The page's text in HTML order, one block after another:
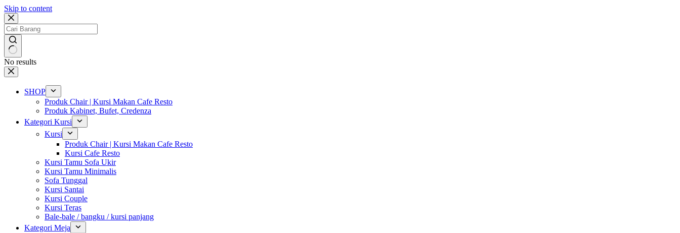
Skip to content
No results
SHOP
Produk Chair | Kursi Makan Cafe Resto
Produk Kabinet, Bufet, Credenza
Kategori Kursi
Kursi
Produk Chair | Kursi Makan Cafe Resto
Kursi Cafe Resto
Kursi Tamu Sofa Ukir
Kursi Tamu Minimalis
Sofa Tunggal
Kursi Santai
Kursi Couple
Kursi Teras
Bale-bale / bangku / kursi panjang
Kategori Meja